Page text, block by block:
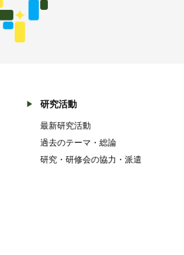
研究活動
最新研究活動
過去のテーマ・総論
研究・研修会の協力・派遣